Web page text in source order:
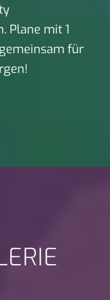
Plane mit 1
für